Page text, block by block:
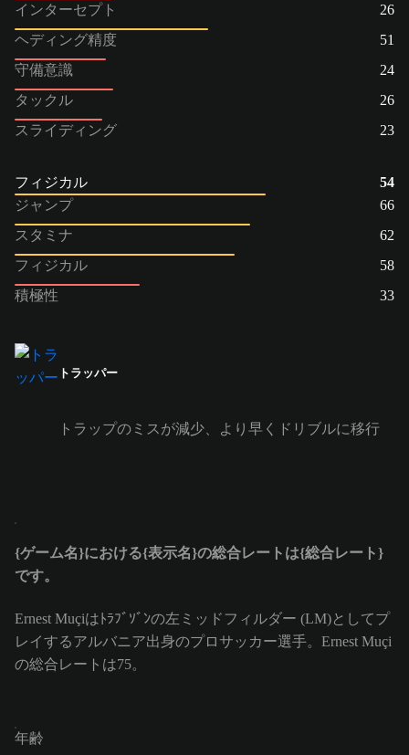
インターセプト
26
ヘディング精度
51
守備意識
24
タックル
26
スライディング
23
フィジカル
54
ジャンプ
66
スタミナ
62
フィジカル
58
積極性
33
トラッパー
トラップのミスが減少、より早くドリブルに移行
{ゲーム名}における{表示名}の総合レートは{総合レート}
です。
Ernest Muçiはﾄﾗﾌﾞｿﾞﾝの左ミッドフィルダー (LM)としてプ
レイするアルバニア出身のプロサッカー選手。Ernest Muçi
の総合レートは75。
年齢